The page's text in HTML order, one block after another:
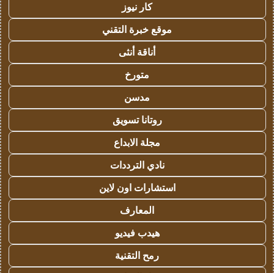
كار نيوز
موقع خبرة التقني
أناقة أنثى
متورخ
مدسن
روتانا تسويق
مجلة الابداع
نادي الترددات
استشارات اون لاين
المعارف
هيدب فيديو
رمح التقنية